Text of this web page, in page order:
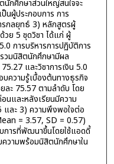
นักศึกษาส่วนใหญ่สนใจจะ
นผู้ประกอบการ การ
รกลยุทธ์ 3) หลักสูตรผู้
วย 5 ชุดวิชา ได้แก่ ผู้
การบริหารการปฏิบัติการ
วมนิสิตนักศึกษามีผล
และวิชาการเงิน 5.0
ความรู้เบื้องต้นทางธุรกิจ
ละ 75.57 ตามลำดับ โดย
นและหลังเรียนมีความ
ละ 3) ความพึงพอใจต่อ
= 3.57, SD = 0.57)
การที่พัฒนาขึ้นโดยใช้แอดดี้
ความพร้อมนิสิตนักศึกษาใน